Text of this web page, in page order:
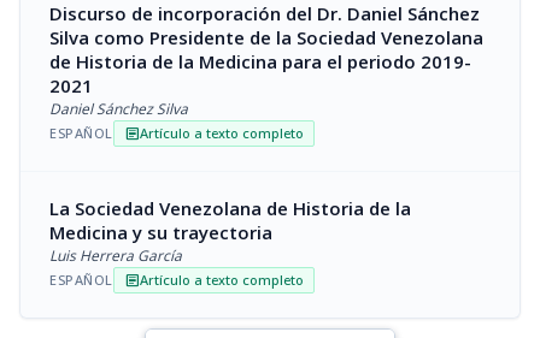
Discurso de incorporación del Dr. Daniel Sánchez
Silva como Presidente de la Sociedad Venezolana
de Historia de la Medicina para el periodo 2019-
2021
Daniel Sánchez Silva
ESPAÑOL articleArtículo a texto completo
La Sociedad Venezolana de Historia de la
Medicina y su trayectoria
Luis Herrera García
ESPAÑOL articleArtículo a texto completo